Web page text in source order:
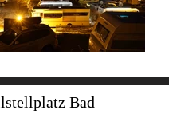
Bad